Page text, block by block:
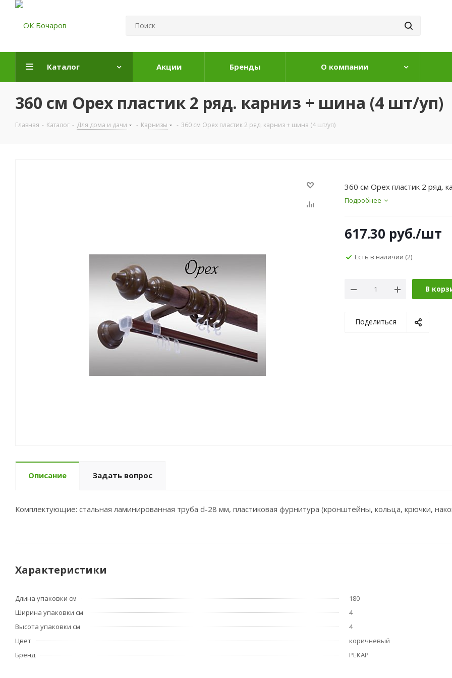
Каталог Акции Бренды О компании
360 см Орех пластик 2 ряд. карниз + шина (4 шт/уп)
Главная - Каталог - Для дома и дачи - Карнизы - 360 см Орех пластик 2 ряд. карниз + шина (4 шт/уп)
360 см Орех пластик 2 ряд.
Подробнее
617.30 руб./шт
Есть в наличии (2)
В
Поделиться
Описание Задать вопрос
Комплектующие: стальная ламинированная труба d-28 мм, пластиковая фурнитура (кронштейны, кольца, крючки,
Характеристики
Длина упаковки см
180
Ширина упаковки см
4
Высота упаковки см
4
Цвет
коричневый
Бренд
РЕКАР